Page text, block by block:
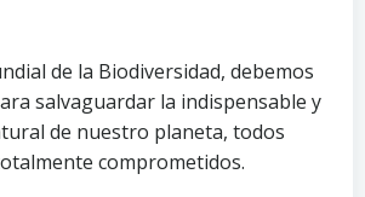
de la Biodiversidad, debemos
salvaguardar la indispensable y
de nuestro planeta, todos
comprometidos.